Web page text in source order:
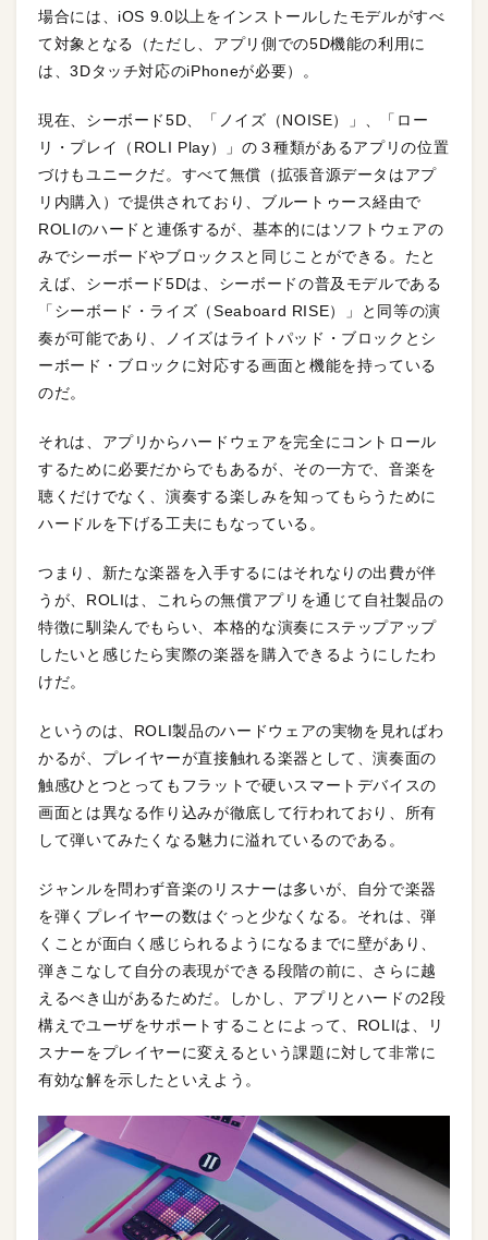
場合には、iOS 9.0以上をインストールしたモデルがすべ
て対象となる（ただし、アプリ側での5D機能の利用に
は、3Dタッチ対応のiPhoneが必要）。
現在、シーボード5D、「ノイズ（NOISE）」、「ロー
リ・プレイ（ROLI Play）」の３種類があるアプリの位置
づけもユニークだ。すべて無償（拡張音源データはアプ
リ内購入）で提供されており、ブルートゥース経由で
ROLIのハードと連係するが、基本的にはソフトウェアの
みでシーボードやブロックスと同じことができる。たと
えば、シーボード5Dは、シーボードの普及モデルである
「シーボード・ライズ（Seaboard RISE）」と同等の演
奏が可能であり、ノイズはライトパッド・ブロックとシ
ーボード・ブロックに対応する画面と機能を持っている
のだ。
それは、アプリからハードウェアを完全にコントロール
するために必要だからでもあるが、その一方で、音楽を
聴くだけでなく、演奏する楽しみを知ってもらうために
ハードルを下げる工夫にもなっている。
つまり、新たな楽器を入手するにはそれなりの出費が伴
うが、ROLIは、これらの無償アプリを通じて自社製品の
特徴に馴染んでもらい、本格的な演奏にステップアップ
したいと感じたら実際の楽器を購入できるようにしたわ
けだ。
というのは、ROLI製品のハードウェアの実物を見ればわ
かるが、プレイヤーが直接触れる楽器として、演奏面の
触感ひとつとってもフラットで硬いスマートデバイスの
画面とは異なる作り込みが徹底して行われており、所有
して弾いてみたくなる魅力に溢れているのである。
ジャンルを問わず音楽のリスナーは多いが、自分で楽器
を弾くプレイヤーの数はぐっと少なくなる。それは、弾
くことが面白く感じられるようになるまでに壁があり、
弾きこなして自分の表現ができる段階の前に、さらに越
えるべき山があるためだ。しかし、アプリとハードの2段
構えでユーザをサポートすることによって、ROLIは、リ
スナーをプレイヤーに変えるという課題に対して非常に
有効な解を示したといえよう。